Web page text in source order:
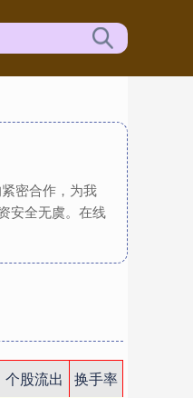
密合作，为我
安全无虞。在线
个股流出
换手率